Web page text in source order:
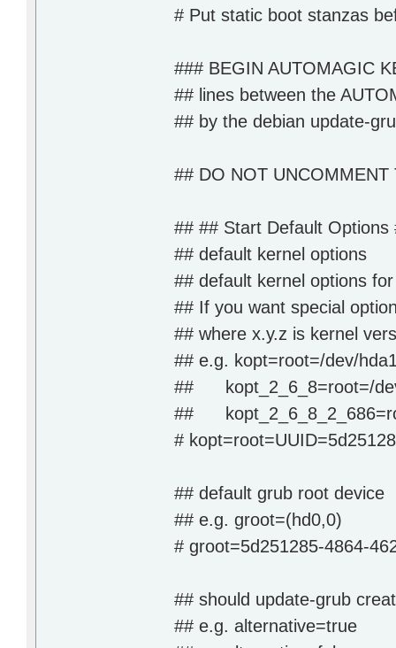
# Put static boot stanzas
### BEGIN AUTOMAGIC
## lines between the
## by the debian update-
## DO NOT
## ## Start Default Options
## default kernel options
## default kernel options
## If you want special
## where x.y.z is kernel
## e.g. kopt=root=/dev/
## kopt_2_6_8=root=/
##
#
## default grub root device
## e.g. groot=(hd0,0)
# groot=5d251285-4864-
## should update-grub
## e.g. alternative=true